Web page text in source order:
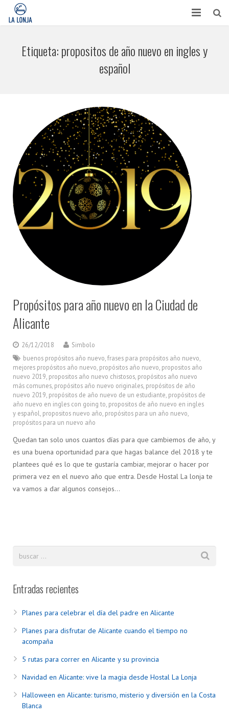
CONTACTO
APARTAMENTOS
Etiqueta:propositos de año nuevo en ingles y
español
Propósitos para año nuevo en la Ciudad de
Alicante
26/12/2018
Simbolo
buenos propósitos año nuevo frases para propósitos año nuevo
mejores propósitos año nuevo propósitos año nuevo propositos año
nuevo 2019 propositos año nuevo chistosos propósitos año nuevo
más comunes propósitos año nuevo originales propósitos de año
nuevo 2019 propósitos de año nuevo de un estudiante propósitos de
año nuevo en ingles con going to propositos de año nuevo en ingles
y español propositos nuevo año propósitos para un año nuevo
propósitos para un nuevo año
Quedan tan solo unos cuantos días para que cambiemos de año, y
es una buena oportunidad para que hagas balance del 2018 y te
plantees qué es lo que te gustaría cambiar, mejorar o hacer por
primera vez en el nuevo año que entra. Desde Hostal La lonja te
va vamos a dar algunos consejos…
Entradas recientes
Planes para celebrar el día del padre en Alicante
Planes para disfrutar de Alicante cuando el tiempo no
acompaña
5 rutas para correr en Alicante y su provincia
Navidad en Alicante: vive la magia desde Hostal La Lonja
Halloween en Alicante: turismo, misterio y diversión en la Costa
Blanca